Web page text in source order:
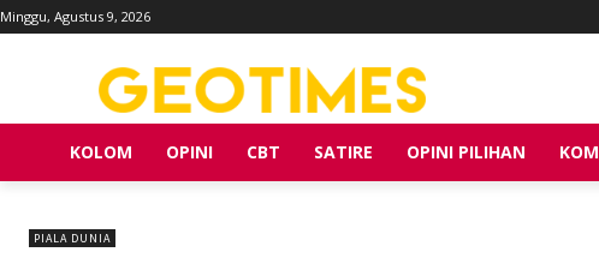
Minggu, Agustus 9, 2026
KOLOM OPINI CBT SATIRE OPINI PILIHAN
PIALA DUNIA